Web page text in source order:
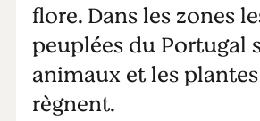
flore. Dans les zones
peuplées du Portugal
animaux et les
règnent.